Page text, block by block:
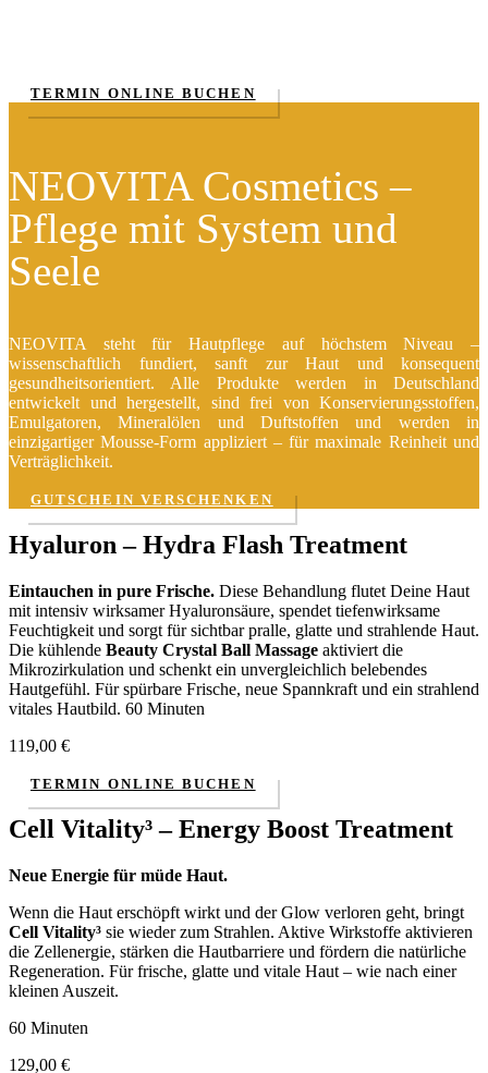
TERMIN ONLINE BUCHEN
NEOVITA Cosmetics –
Pflege mit System und
Seele
NEOVITA steht für Hautpflege auf höchstem Niveau –
wissenschaftlich fundiert, sanft zur Haut und konsequent
gesundheitsorientiert. Alle Produkte werden in Deutschland
entwickelt und hergestellt, sind frei von Konservierungsstoffen,
Emulgatoren, Mineralölen und Duftstoffen und werden in
einzigartiger Mousse-Form appliziert – für maximale Reinheit und
Verträglichkeit.
GUTSCHEIN VERSCHENKEN
Hyaluron – Hydra Flash Treatment
Eintauchen in pure Frische. Diese Behandlung flutet Deine Haut
mit intensiv wirksamer Hyaluronsäure, spendet tiefenwirksame
Feuchtigkeit und sorgt für sichtbar pralle, glatte und strahlende Haut.
Die kühlende Beauty Crystal Ball Massage aktiviert die
Mikrozirkulation und schenkt ein unvergleichlich belebendes
Hautgefühl. Für spürbare Frische, neue Spannkraft und ein strahlend
vitales Hautbild. 60 Minuten
119,00 €
TERMIN ONLINE BUCHEN
Cell Vitality³ – Energy Boost Treatment
Neue Energie für müde Haut.
Wenn die Haut erschöpft wirkt und der Glow verloren geht, bringt
Cell Vitality³ sie wieder zum Strahlen. Aktive Wirkstoffe aktivieren
die Zellenergie, stärken die Hautbarriere und fördern die natürliche
Regeneration. Für frische, glatte und vitale Haut – wie nach einer
kleinen Auszeit.
60 Minuten
129,00 €